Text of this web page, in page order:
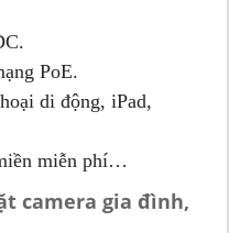
PoE.
di động, iPad,
miễn phí…
camera gia đình,